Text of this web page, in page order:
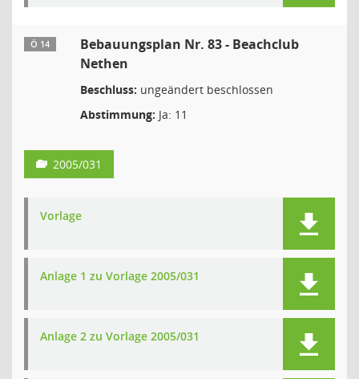
Ö 14
Bebauungsplan Nr. 83 - Beachclub
Nethen
Beschluss: ungeändert beschlossen
Abstimmung: Ja: 11
2005/031
Vorlage
Anlage 1 zu Vorlage 2005/031
Anlage 2 zu Vorlage 2005/031